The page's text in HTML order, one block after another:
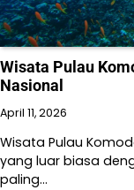
Wisata Pulau
Nasional
April 11, 2026
Wisata Pulau
yang luar biasa
paling…